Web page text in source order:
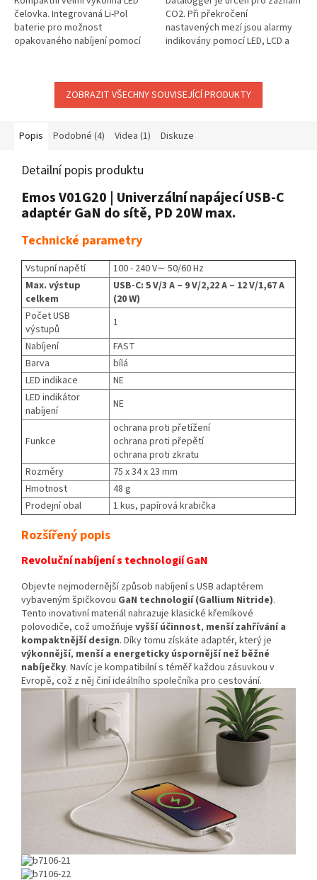
čelovka. Integrovaná Li-Pol
baterie pro možnost
opakovaného nabíjení pomocí
telefonu,...
CO2. Při překročení
nastavených mezí jsou alarmy
indikovány pomocí LED, LCD a
elektronické...
ZOBRAZIT VŠECHNY SOUVISEJÍCÍ PRODUKTY
Popis Podobné (4) Videa (1) Diskuze
Detailní popis produktu
Emos V01G20 | Univerzální napájecí USB-C
adaptér GaN do sítě, PD 20W max.
Technické parametry
Vstupní napětí
100 - 240 V∼ 50/60 Hz
Max. výstup
celkem
USB-C: 5 V/3 A – 9 V/2,22 A – 12 V/1,67 A
(20 W)
Počet USB
výstupů
1
Nabíjení
FAST
Barva
bílá
LED indikace
NE
LED indikátor
nabíjení
NE
Funkce
ochrana proti přetížení
ochrana proti přepětí
ochrana proti zkratu
Rozměry
75 x 34 x 23 mm
Hmotnost
48 g
Prodejní obal
1 kus, papírová krabička
Rozšířený popis
Revoluční nabíjení s technologií GaN
Objevte nejmodernější způsob nabíjení s USB adaptérem
vybaveným špičkovou GaN technologií (Gallium Nitride).
Tento inovativní materiál nahrazuje klasické křemíkové
polovodiče, což umožňuje vyšší účinnost, menší zahřívání a
kompaktnější design. Díky tomu získáte adaptér, který je
výkonnější, menší a energeticky úspornější než běžné
nabíječky. Navíc je kompatibilní s téměř každou zásuvkou v
Evropě, což z něj činí ideálního společníka pro cestování.